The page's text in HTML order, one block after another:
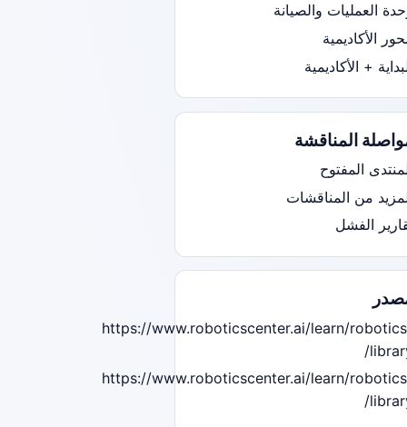
العمليات والصيانة
الأكاديمية
+ الأكاديمية
المناقشة
المفتوح
من المناقشات
الفشل
https://www.roboticscenter.ai/learn/
https://www.roboticscenter.ai/learn/